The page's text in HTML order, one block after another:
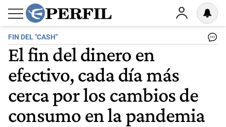
FIN DEL "CASH"
El fin del dinero en
efectivo, cada día más
cerca por los cambios de
consumo en la pandemia